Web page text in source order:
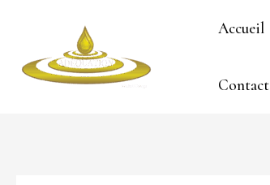
contenu
Accueil
Contact